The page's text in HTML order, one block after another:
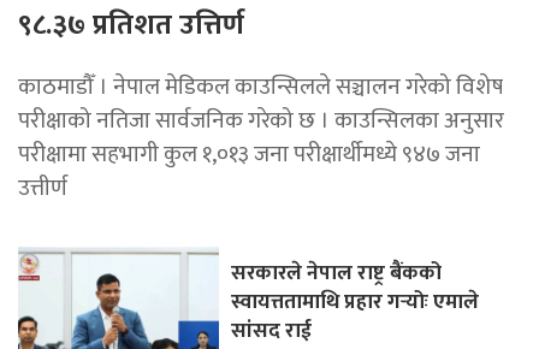
९८.३७ प्रतिशत उत्तिर्ण
काठमाडौँ । नेपाल मेडिकल काउन्सिलले सञ्चालन गरेको विशेष
परीक्षाको नतिजा सार्वजनिक गरेको छ । काउन्सिलका अनुसार
परीक्षामा सहभागी कुल १,०१३ जना परीक्षार्थीमध्ये ९४७ जना
उत्तीर्ण
सरकारले नेपाल राष्ट्र बैंकको
स्वायत्ततामाथि प्रहार गर्‍योः एमाले
सांसद राई